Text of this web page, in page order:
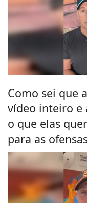
Como sei que
vídeo inteiro e
o que elas
para as